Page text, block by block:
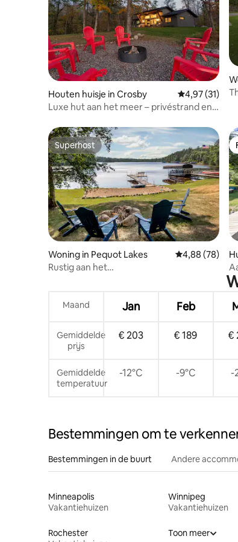
Houten huisje in Crosby Gemiddelde
4,97 (31)
Luxe hut aan het meer – privéstrand en
Superhost
Superhost
Woning in Pequot Lakes Gemiddelde
4,88 (78)
Rustig aan het
Maand Jan Feb
Gemiddelde
prijs
€ 203 € 189 €
Gemiddelde
temperatuur
-12°C -9°C -
Bestemmingen om te
Bestemmingen in de buurt Andere
Minneapolis
Vakantiehuizen
Winnipeg
Vakantiehuizen
Rochester
Toon meer